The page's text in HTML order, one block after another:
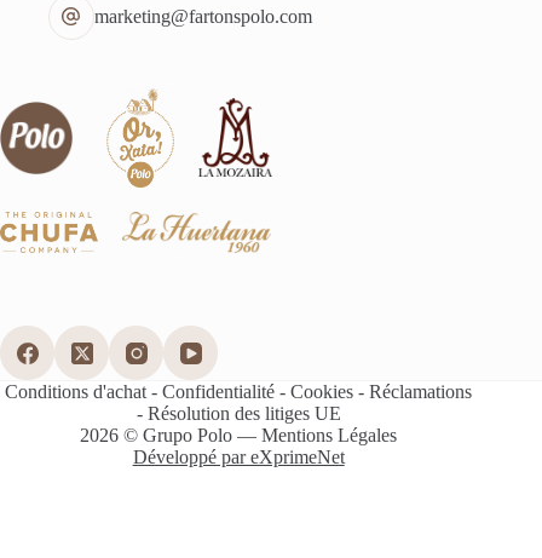
marketing@fartonspolo.com
Conditions d'achat -Confidentialité -Cookies -Réclamations
- Résolution des litiges UE
2026 © Grupo Polo ―Mentions Légales
Développé par eXprimeNet